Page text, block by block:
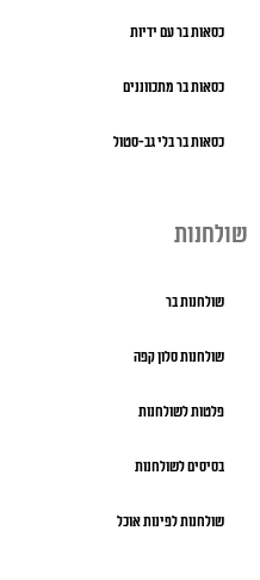
כסאות בר עם ידיות
כסאות בר מתכווננים
כסאות בר בלי גב-סטול
שולחנות
שולחנות בר
שולחנות סלון קפה
פלטות לשולחנות
בסיסים לשולחנות
שולחנות לפינות אוכל